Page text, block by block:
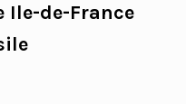
Ile-de-France